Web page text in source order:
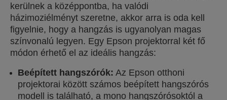
kerülnek a középpontba, ha valódi
házimoziélményt szeretne, akkor arra is oda kell
figyelnie, hogy a hangzás is ugyanolyan magas
színvonalú legyen. Egy Epson projektorral két fő
módon érhető el az ideális hangzás:
Beépített hangszórók: Az Epson otthoni
projektorai között számos beépített hangszórós
modell is található, a mono hangszórósoktól a